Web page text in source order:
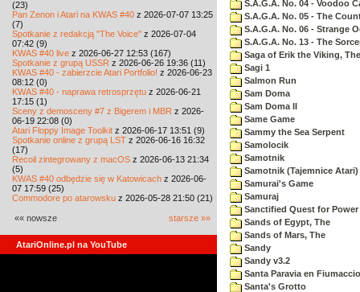
(23)
Pan Zenon i Atari na KWAS #40 z 2026-07-07 13:25
(7)
Spotkanie z redakcją "The Voice" z 2026-07-04
07:42 (9)
KWAS #40 live z 2026-06-27 12:53 (167)
Spotkanie z grupą USSR z 2026-06-26 19:36 (11)
KWAS #40 - zabierzcie Atari Portfolio! z 2026-06-23
08:12 (0)
KWAS #40 - naprawa retrosprzętu z 2026-06-21
17:15 (1)
Sceny z demosceny #7 z Bigerem i MBR z 2026-
06-19 22:08 (0)
Atari Floppy Image Toolkit z 2026-06-17 13:51 (9)
Spotkanie online z grupą LST z 2026-06-16 16:32
(17)
Recoil zintegrowany z macOS z 2026-06-13 21:34
(5)
KWAS #40 odbędzie się w Katowicach z 2026-06-
07 17:59 (25)
Commodore po atarowsku z 2026-05-28 21:50 (21)
«« nowsze starsze »»
AtariOnline.pl na YouTube
S.A.G.A. No. 04 - Voodoo
S.A.G.A. No. 05 - The
S.A.G.A. No. 06 - Strange
S.A.G.A. No. 13 - The
Saga of Erik the Viking, The
Sagi 1
Salmon Run
Sam Doma
Sam Doma II
Same Game
Sammy the Sea Serpent
Samolocik
Samotnik
Samotnik (Tajemnice Atari)
Samurai's Game
Samuraj
Sanctified Quest for Power
Sands of Egypt, The
Sands of Mars, The
Sandy
Sandy v3.2
Santa Paravia en Fiumaccio
Santa's Grotto